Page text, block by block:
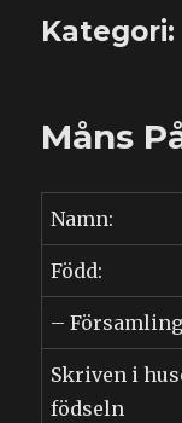
Kategori:
Måns
Namn:
Född:
– Församling
Skriven i
födseln